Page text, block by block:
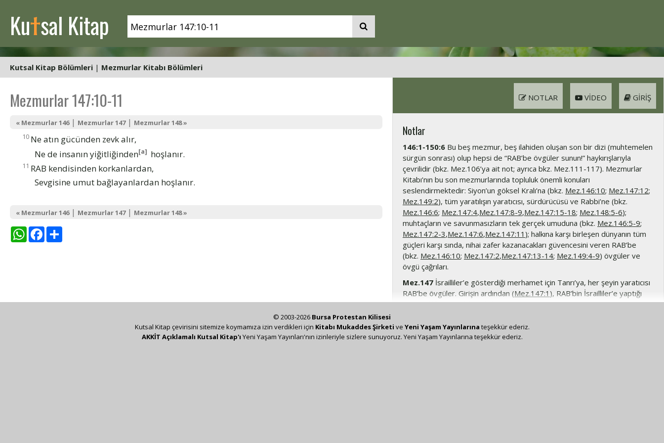
Kutsal Kitap
Kutsal Kitap Bölümleri | Mezmurlar Kitabı Bölümleri
Mezmurlar 147:10-11
« Mezmurlar 146| Mezmurlar 147| Mezmurlar 148 »
10 Ne atın gücünden zevk alır,
Ne de insanın yiğitliğinden[a] hoşlanır.
11 RAB kendisinden korkanlardan,
Sevgisine umut bağlayanlardan hoşlanır.
« Mezmurlar 146| Mezmurlar 147| Mezmurlar 148 »
WhatsAppFacebook
GIRIŞ
VIDEO
NOTLAR
Notlar
146:1-150:6 Bu beş mezmur, beş ilahiden oluşan son bir dizi (muhtemelen
sürgün sonrası) olup hepsi de “RAB’be övgüler sunun!” haykırışlarıyla
çevrilidir (bkz. Mez.106’ya ait not; ayrıca bkz. Mez.111-117). Mezmurlar
Kitabı’nın bu son mezmurlarında topluluk önemli konuları
seslendirmektedir: Siyon’un göksel Kralı’na (bkz. Mez.146:10; Mez.147:12;
Mez.149:2), tüm yaratılışın yaratıcısı, sürdürücüsü ve Rabbi’ne (bkz.
Mez.146:6; Mez.147:4,Mez.147:8-9,Mez.147:15-18; Mez.148:5-6);
muhtaçların ve savunmasızların tek gerçek umuduna (bkz. Mez.146:5-9;
Mez.147:2-3,Mez.147:6,Mez.147:11 ); halkına karşı birleşen dünyanın tüm
güçleri karşı sında, nihai zafer kazanacakları güvencesini veren RAB’be
(bkz. Mez.146:10; Mez.147:2,Mez.147:13-14; Mez.149:4-9) övgüler ve
övgü çağrıları.
Mez.147 İsrailliler’e gösterdiği merhamet için Tanrı’ya, her şeyin yaratıcısı
RAB’be övgüler. Girişin ardından (Mez.147:1 ), RAB’bin İsrailliler’e yaptığı
eşsiz iyiliklerin övüldüğü iki beyit (Mez.147:2-3,Mez.147:19-20) ana metni
insan yerine RAB’be güvenenlerden aldığı zevki vurgular (bkz.
ait not). Aralarda yer alan ayetlerde (
© 2003-2026 Bursa Protestan Kilisesi
Kutsal Kitap çevirisini sitemize koymamıza izin verdikleri için Kitabı Mukaddes Şirketi ve Yeni Yaşam Yayınlarına teşekkür ederiz.
AKKİT Açıklamalı Kutsal Kitap'ı Yeni Yaşam Yayınları'nın izinleriyle sizlere sunuyoruz. Yeni Yaşam Yayınlarına teşekkür ederiz.